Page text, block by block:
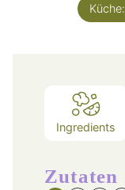
Küche:
Ingredients
Zutaten